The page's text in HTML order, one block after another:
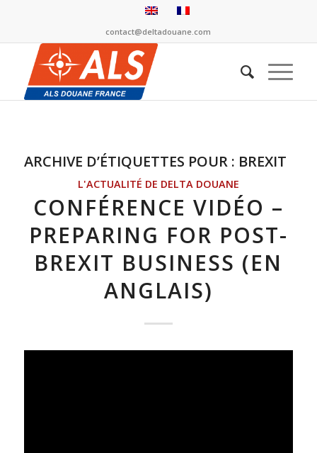
contact@deltadouane.com
ARCHIVE D’ÉTIQUETTES POUR : BREXIT
L'ACTUALITÉ DE DELTA DOUANE
CONFÉRENCE VIDÉO –
PREPARING FOR POST-
BREXIT BUSINESS (EN
ANGLAIS)